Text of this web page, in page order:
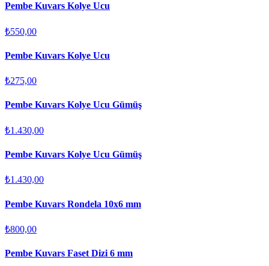
Pembe Kuvars Kolye Ucu
₺550,00
Pembe Kuvars Kolye Ucu
₺275,00
Pembe Kuvars Kolye Ucu Gümüş
₺1.430,00
Pembe Kuvars Kolye Ucu Gümüş
₺1.430,00
Pembe Kuvars Rondela 10x6 mm
₺800,00
Pembe Kuvars Faset Dizi 6 mm